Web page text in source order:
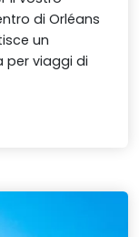
di Orléans
un
per viaggi di